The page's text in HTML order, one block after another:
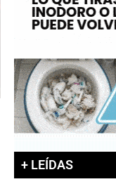
+ LEÍDAS